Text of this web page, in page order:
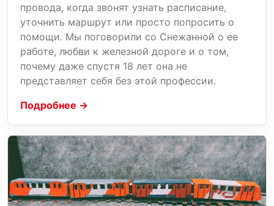
провода, когда звонят узнать расписание,
уточнить маршрут или просто попросить о
помощи. Мы поговорили со Снежанной о ее
работе, любви к железной дороге и о том,
почему даже спустя 18 лет она не
представляет себя без этой профессии.
Подробнее →